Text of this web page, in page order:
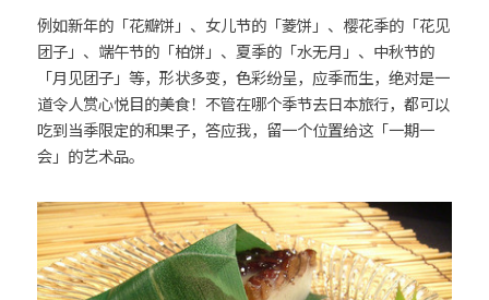
例如新年的「花瓣饼」、女儿节的「菱饼」、樱花季的「花见
团子」、端午节的「柏饼」、夏季的「水无月」、中秋节的
「月见团子」等，形状多变，色彩纷呈，应季而生，绝对是一
道令人赏心悦目的美食！不管在哪个季节去日本旅行，都可以
吃到当季限定的和果子，答应我，留一个位置给这「一期一
会」的艺术品。